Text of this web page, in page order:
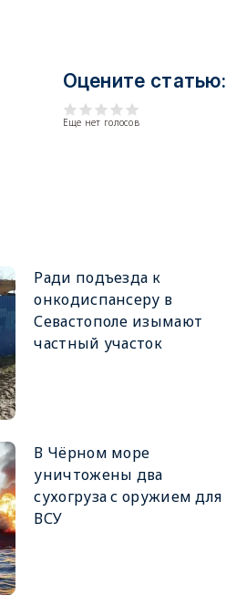
Оцените статью:
Еще нет голосов
Ради подъезда к
онкодиспансеру в
Севастополе изымают
частный участок
В Чёрном море
уничтожены два
сухогруза с оружием для
ВСУ